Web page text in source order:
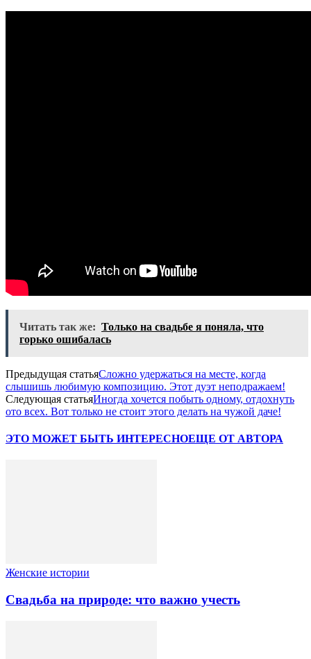
Читать так же: Только на свадьбе я поняла, что
горько ошибалась
Предыдущая статьяСложно удержаться на месте, когда
слышишь любимую композицию. Этот дуэт неподражаем!
Следующая статьяИногда хочется побыть одному, отдохнуть
ото всех. Вот только не стоит этого делать на чужой даче!
ЭТО МОЖЕТ БЫТЬ ИНТЕРЕСНОЕЩЕ ОТ АВТОРА
Женские истории
Свадьба на природе: что важно учесть